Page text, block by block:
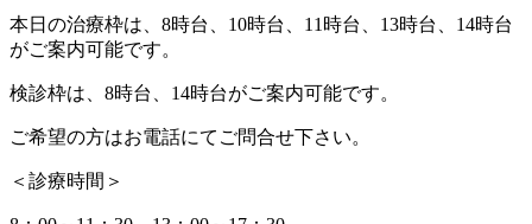
本日の治療枠は、8時台、10時台、11時台、13時台、14時台
がご案内可能です。
検診枠は、8時台、14時台がご案内可能です。
ご希望の方はお電話にてご問合せ下さい。
＜診療時間＞